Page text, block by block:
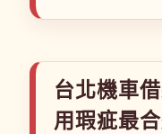
台北機車
用瑕疵最合